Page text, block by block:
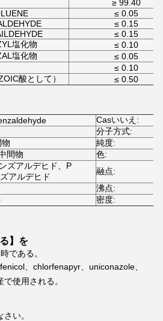
≥ 99.40
≤ 0.05
≤ 0.15
≤ 0.15
塩化物
≤ 0.10
塩化物
≤ 0.05
≤ 0.10
酸として）
≤ 0.50
Casいいえ:
分子方式:
純度:
間物 色:
ズアルデヒド、P
アルデヒド
融点:
沸点:
密度:
】を
である。
、chlorfenapyr、uniconazole、
使用される。
い。